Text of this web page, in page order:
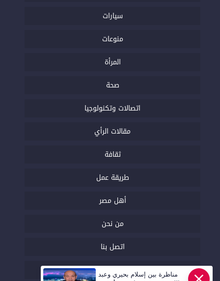
سيارات
منوعات
المرأة
صحة
اتصالات وتكنولوجيا
مقالات الرأي
ثقافة
طريقة عمل
أهل مصر
من نحن
اتصل بنا
السياسة التحريرية
مناظرة بين إسلام بحيري وعبد